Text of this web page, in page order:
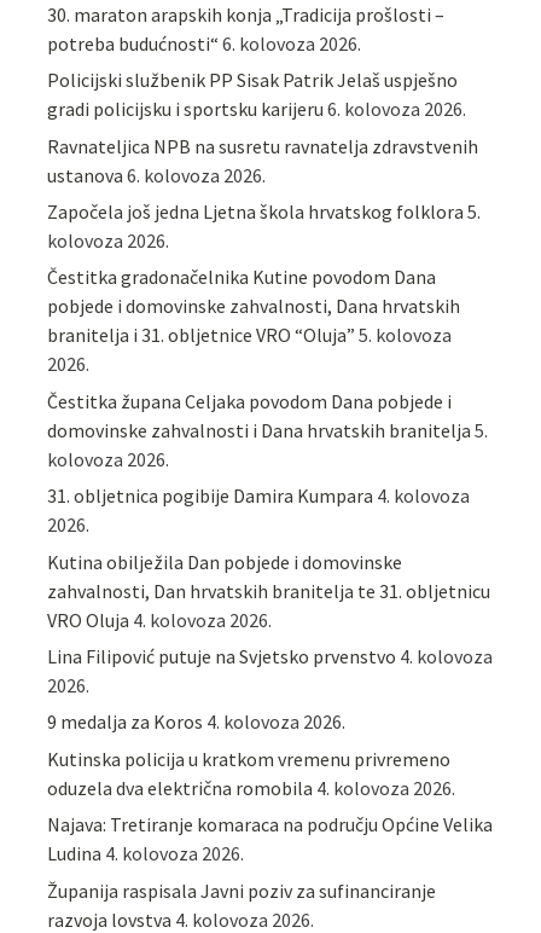
30. maraton arapskih konja „Tradicija prošlosti –
potreba budućnosti“ 6. kolovoza 2026.
Policijski službenik PP Sisak Patrik Jelaš uspješno
gradi policijsku i sportsku karijeru 6. kolovoza 2026.
Ravnateljica NPB na susretu ravnatelja zdravstvenih
ustanova 6. kolovoza 2026.
Započela još jedna Ljetna škola hrvatskog folklora 5.
kolovoza 2026.
Čestitka gradonačelnika Kutine povodom Dana
pobjede i domovinske zahvalnosti, Dana hrvatskih
branitelja i 31. obljetnice VRO “Oluja” 5. kolovoza
2026.
Čestitka župana Celjaka povodom Dana pobjede i
domovinske zahvalnosti i Dana hrvatskih branitelja 5.
kolovoza 2026.
31. obljetnica pogibije Damira Kumpara 4. kolovoza
2026.
Kutina obilježila Dan pobjede i domovinske
zahvalnosti, Dan hrvatskih branitelja te 31. obljetnicu
VRO Oluja 4. kolovoza 2026.
Lina Filipović putuje na Svjetsko prvenstvo 4. kolovoza
2026.
9 medalja za Koros 4. kolovoza 2026.
Kutinska policija u kratkom vremenu privremeno
oduzela dva električna romobila 4. kolovoza 2026.
Najava: Tretiranje komaraca na području Općine Velika
Ludina 4. kolovoza 2026.
Županija raspisala Javni poziv za sufinanciranje
razvoja lovstva 4. kolovoza 2026.